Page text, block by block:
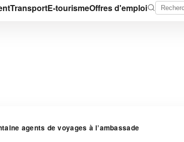
TransportE-tourismeOffres d'emploi
agents de voyages à l’ambassade